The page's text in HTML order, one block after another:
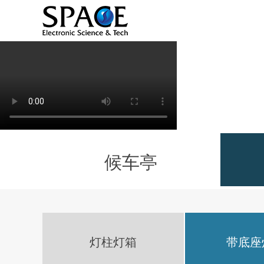
候车亭
灯柱灯箱 带底